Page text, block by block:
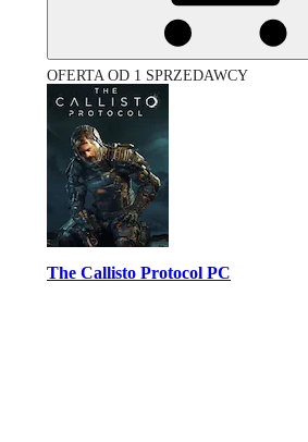
OFERTA OD 1 SPRZEDAWCY
The Callisto Protocol PC